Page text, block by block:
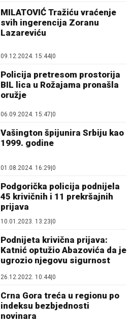
MILATOVIĆ Tražiću vraćenje
svih ingerencija Zoranu
Lazareviću
09.12.2024. 15:44|0
Policija pretresom prostorija
BIL lica u Rožajama pronašla
oružje
06.09.2024. 15:47|0
Vašington špijunira Srbiju kao
1999. godine
01.08.2024. 16:29 0
Podgorička policija podnijela
45 krivičnih i 11 prekršajnih
prijava
10.01.2023. 13:23 0
Podnijeta krivična prijava:
Katnić optužio Abazovića da je
ugrozio njegovu sigurnost
26.12.2022. 10:44 0
Crna Gora treća u regionu po
indeksu bezbjednosti
novinara